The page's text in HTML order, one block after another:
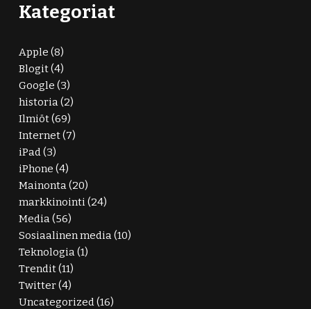
Kategoriat
Apple (8)
Blogit(4)
Google (3)
historia(2)
Ilmiöt(69)
Internet(7)
iPad(3)
iPhone (4)
Mainonta(20)
markkinointi(24)
Media(56)
Sosiaalinen media(10)
Teknologia(1)
Trendit(11)
Twitter(4)
Uncategorized(16)